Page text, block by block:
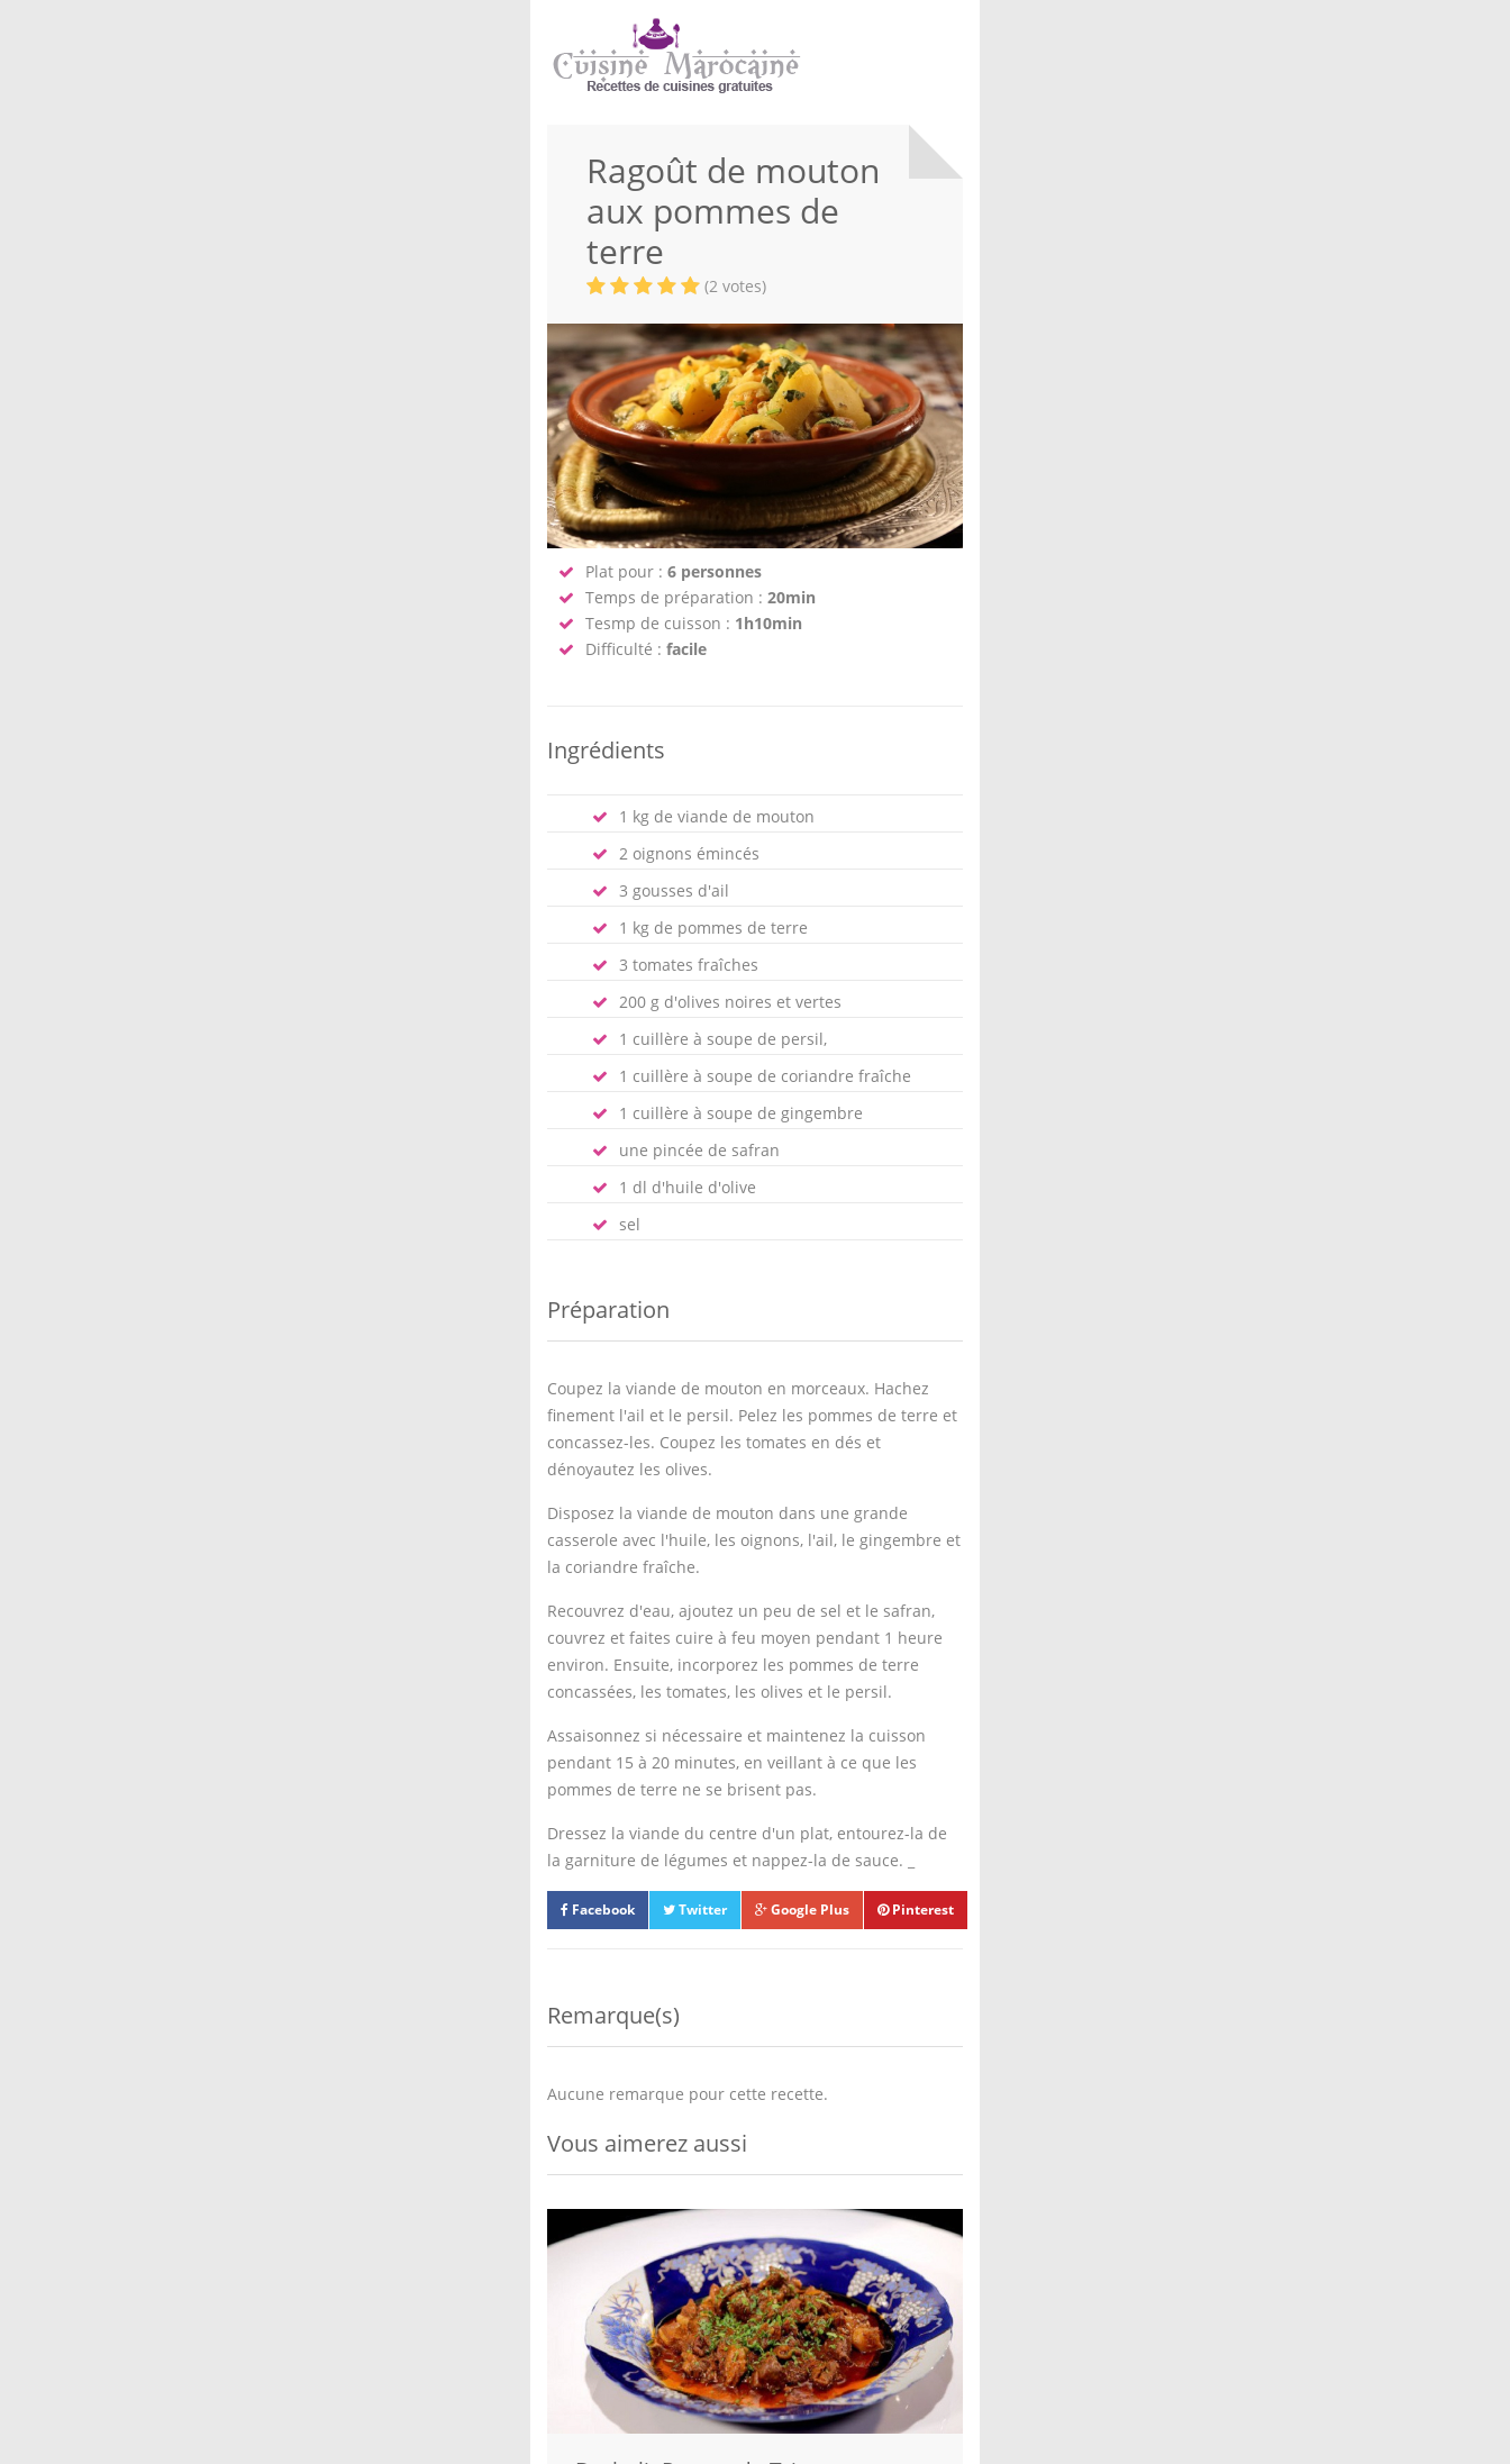
Ragoût de mouton
aux pommes de
terre
(2 votes)
Plat pour : 6 personnes
Temps de préparation : 20min
Tesmp de cuisson : 1h10min
Difficulté : facile
Ingrédients
1 kg de viande de mouton
2 oignons émincés
3 gousses d'ail
1 kg de pommes de terre
3 tomates fraîches
200 g d'olives noires et vertes
1 cuillère à soupe de persil,
1 cuillère à soupe de coriandre fraîche
1 cuillère à soupe de gingembre
une pincée de safran
1 dl d'huile d'olive
sel
Préparation
Coupez la viande de mouton en morceaux. Hachez
finement l'ail et le persil. Pelez les pommes de terre et
concassez-les. Coupez les tomates en dés et
dénoyautez les olives.
Disposez la viande de mouton dans une grande
casserole avec l'huile, les oignons, l'ail, le gingembre et
la coriandre fraîche.
Recouvrez d'eau, ajoutez un peu de sel et le safran,
couvrez et faites cuire à feu moyen pendant 1 heure
environ. Ensuite, incorporez les pommes de terre
concassées, les tomates, les olives et le persil.
Assaisonnez si nécessaire et maintenez la cuisson
pendant 15 à 20 minutes, en veillant à ce que les
pommes de terre ne se brisent pas.
Dressez la viande du centre d'un plat, entourez-la de
la garniture de légumes et nappez-la de sauce. _
Facebook Twitter Google Plus Pinterest
Remarque(s)
Aucune remarque pour cette recette.
Vous aimerez aussi